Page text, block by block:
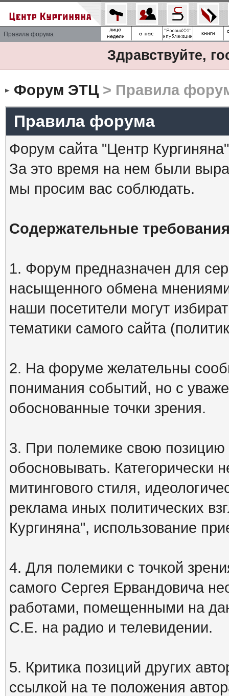
Правила форума
Здравствуйте,
Форум ЭТЦ> Правила
Правила форума
Форум сайта "Центр
За это время на нем были
мы просим вас соблюдать.
Содержательные
1. Форум предназначен для
насыщенного обмена
наши посетители могут
тематики самого сайта
2. На форуме желательны
понимания событий, но с
обоснованные точки зрения.
3. При полемике свою
обосновывать. Категорически
митингового стиля,
реклама иных политических
Кургиняна", использование
4. Для полемики с точкой
самого Сергея Ервандовича
работами, помещенными на
С.Е. на радио и телевидении.
5. Критика позиций других
ссылкой на те положения